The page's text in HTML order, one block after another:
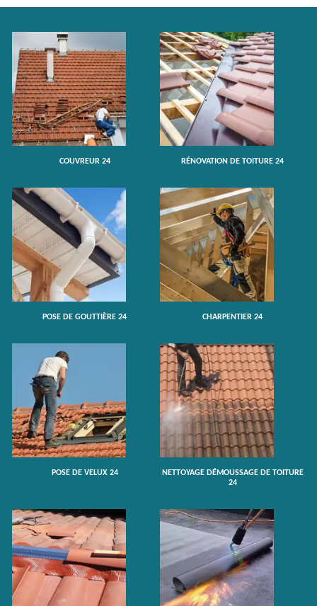
COUVREUR 24 RÉNOVATION DE TOITURE 24
POSE DE GOUTTIÈRE 24 CHARPENTIER 24
POSE DE VELUX 24
NETTOYAGE DÉMOUSSAGE DE TOITURE
24